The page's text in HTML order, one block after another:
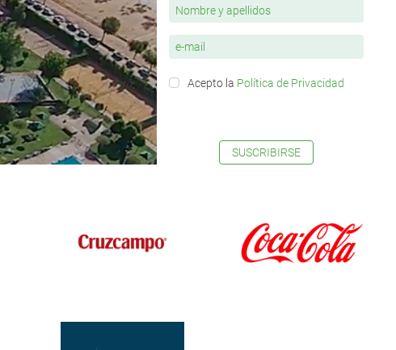
Acepto la Política de Privacidad
SUSCRIBIRSE